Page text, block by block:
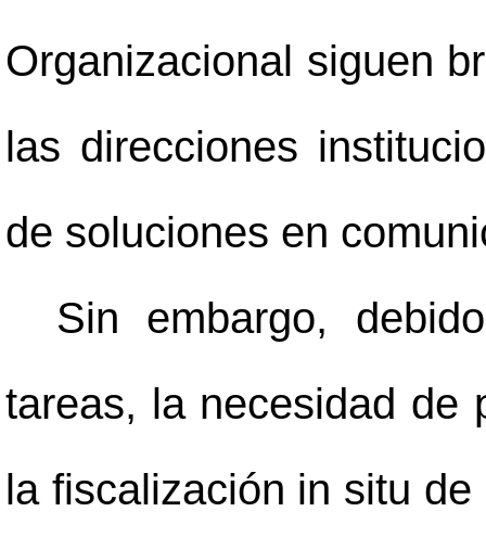
Organizacional siguen
las direcciones
de soluciones en
Sin embargo,
tareas, la necesidad de
la fiscalización in situ